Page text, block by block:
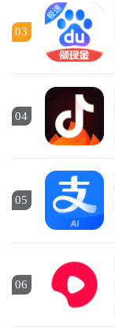
03
04
05
06